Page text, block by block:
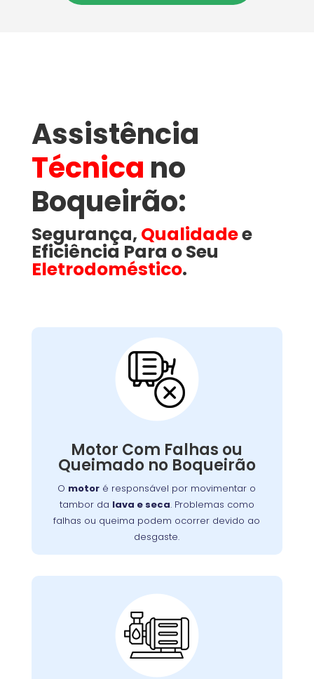
Assistência
Técnica no
Boqueirão​:
Segurança, Qualidadee
Eficiência Para o Seu
Eletrodoméstico.
Motor Com Falhas ou
Queimado no Boqueirão
O motor é responsável por movimentar o
tambor da lava e seca. Problemas como
falhas ou queima podem ocorrer devido ao
desgaste.
Motor Com Falhas ou
Queimado:
é responsável por movimentar o
falhas ou queima podem ocorrer devido ao
desgaste, sobrecarga ou falta de manutenção.
Isso resulta em mau funcionamento ou parada
completa do aparelho.
Vazamento de Água
na Máquina de Lavar:
Vazamentos podem ser causados por